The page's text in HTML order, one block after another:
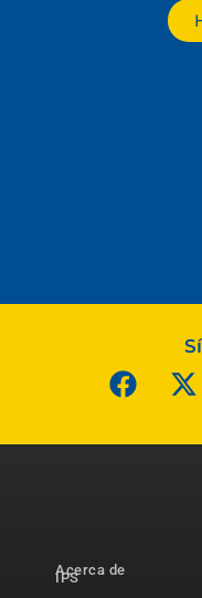
Acerca de
IPS